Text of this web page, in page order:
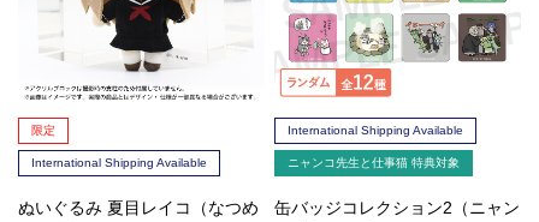
限定
International Shipping Available
ぬいぐるみ 夏目レイコ（なつめ
International Shipping Available
ニャンコ先生と仕事猫 特典対象
缶バッジコレクション2（ニャン